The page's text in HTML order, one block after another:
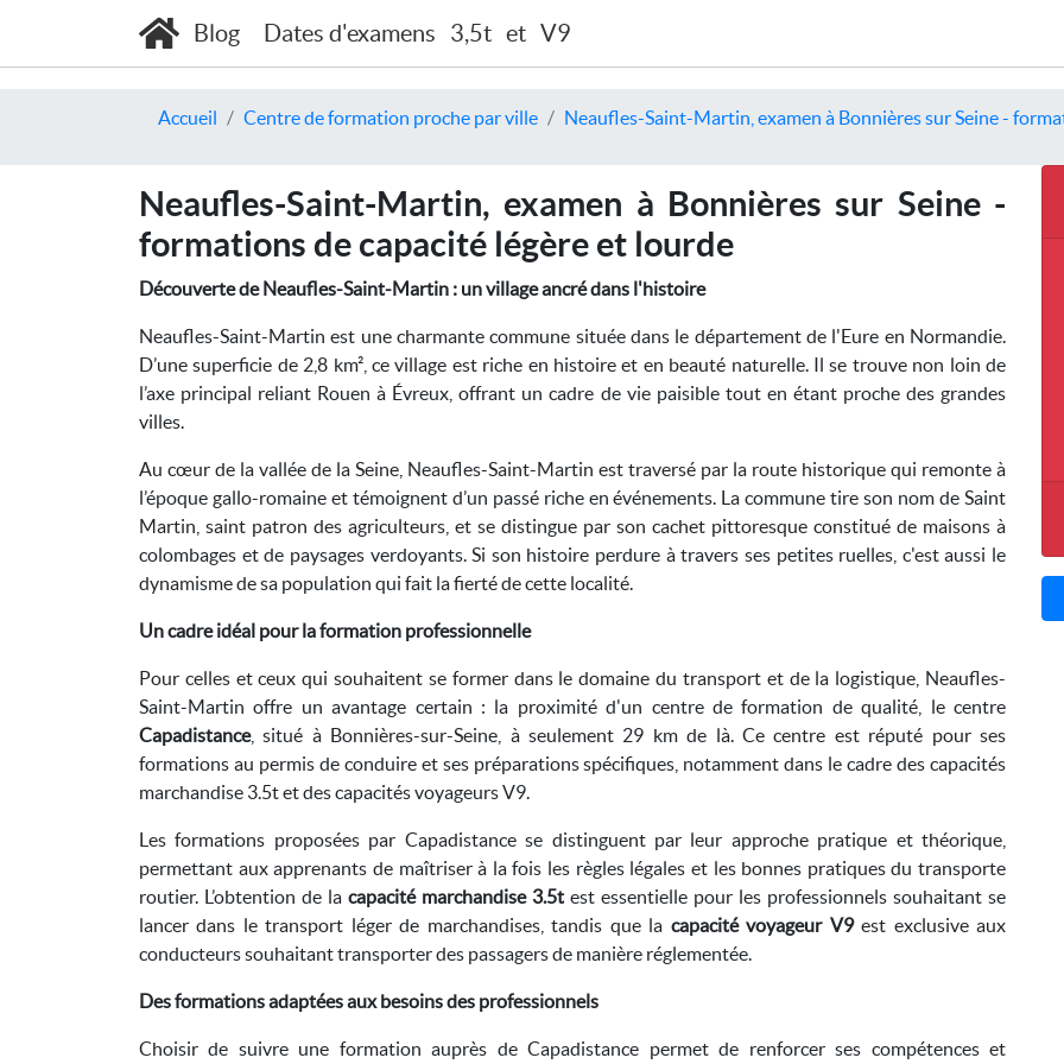
Blog Dates d'examens 3,5t et V9
Accueil Centre de formation proche par ville Neaufles-Saint-Martin, examen à Bonnières sur Seine -
Neaufles-Saint-Martin, examen à Bonnières sur Seine -
formations de capacité légère et lourde
Découverte de Neaufles-Saint-Martin : un village ancré dans l'histoire
Neaufles-Saint-Martin est une charmante commune située dans le département de l'Eure en Normandie.
D’une superficie de 2,8 km², ce village est riche en histoire et en beauté naturelle. Il se trouve non loin de
l’axe principal reliant Rouen à Évreux, offrant un cadre de vie paisible tout en étant proche des grandes
villes.
Au cœur de la vallée de la Seine, Neaufles-Saint-Martin est traversé par la route historique qui remonte à
l’époque gallo-romaine et témoignent d’un passé riche en événements. La commune tire son nom de Saint
Martin, saint patron des agriculteurs, et se distingue par son cachet pittoresque constitué de maisons à
colombages et de paysages verdoyants. Si son histoire perdure à travers ses petites ruelles, c'est aussi le
dynamisme de sa population qui fait la fierté de cette localité.
Un cadre idéal pour la formation professionnelle
Pour celles et ceux qui souhaitent se former dans le domaine du transport et de la logistique, Neaufles-
Saint-Martin offre un avantage certain : la proximité d'un centre de formation de qualité, le centre
Capadistance, situé à Bonnières-sur-Seine, à seulement 29 km de là. Ce centre est réputé pour ses
formations au permis de conduire et ses préparations spécifiques, notamment dans le cadre des capacités
marchandise 3.5t et des capacités voyageurs V9.
Les formations proposées par Capadistance se distinguent par leur approche pratique et théorique,
permettant aux apprenants de maîtriser à la fois les règles légales et les bonnes pratiques du transporte
routier. L’obtention de la capacité marchandise 3.5t est essentielle pour les professionnels souhaitant se
lancer dans le transport léger de marchandises, tandis que la capacité voyageur V9est exclusive aux
conducteurs souhaitant transporter des passagers de manière réglementée.
Des formations adaptées aux besoins des professionnels
Choisir de suivre une formation auprès de Capadistance permet de renforcer ses compétences et